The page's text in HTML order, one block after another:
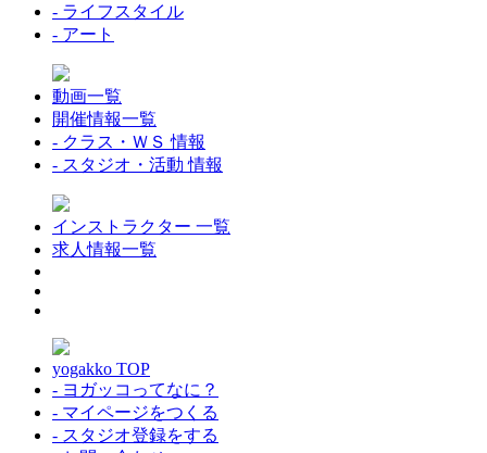
- ライフスタイル
- アート
動画一覧
開催情報一覧
- クラス・ＷＳ 情報
- スタジオ・活動 情報
インストラクター 一覧
求人情報一覧
yogakko TOP
- ヨガッコってなに？
- マイページをつくる
- スタジオ登録をする